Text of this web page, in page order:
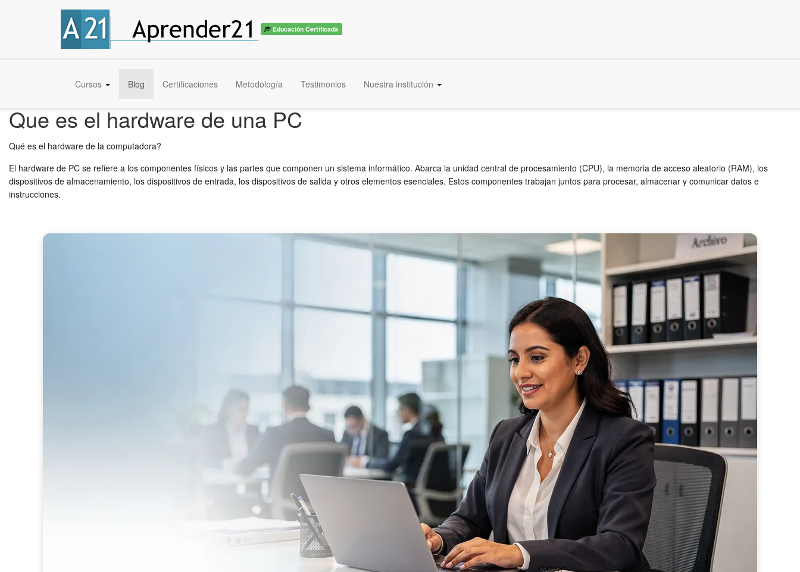
Educación Certificada
Cursos Blog Certificaciones Metodología Testimonios Nuestra institución
Que es el hardware de una PC
Qué es el hardware de la computadora?
El hardware de PC se refiere a los componentes físicos y las partes que componen un sistema informático. Abarca la unidad central de procesamiento (CPU), la memoria de acceso aleatorio (RAM), los
dispositivos de almacenamiento, los dispositivos de entrada, los dispositivos de salida y otros elementos esenciales. Estos componentes trabajan juntos para procesar, almacenar y comunicar datos e
instrucciones.